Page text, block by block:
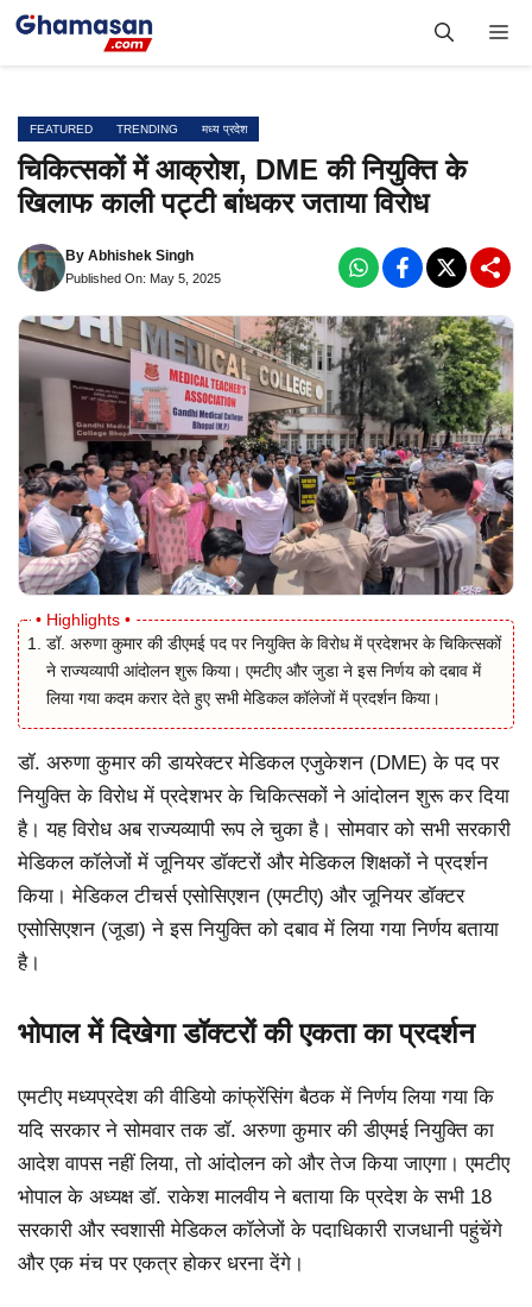
Skip
FEATURED TRENDING मध्य प्रदेश
चिकित्सकों में आक्रोश, DME की नियुक्ति के
खिलाफ काली पट्टी बांधकर जताया विरोध
By Abhishek Singh
Published On: May 5, 2025
डॉ. अरुणा कुमार की डीएमई पद पर नियुक्ति के विरोध में प्रदेशभर के चिकित्सकों
ने राज्यव्यापी आंदोलन शुरू किया। एमटीए और जुडा ने इस निर्णय को दबाव में
लिया गया कदम करार देते हुए सभी मेडिकल कॉलेजों में प्रदर्शन किया।
डॉ. अरुणा कुमार की डायरेक्टर मेडिकल एजुकेशन (DME) के पद पर
नियुक्ति के विरोध में प्रदेशभर के चिकित्सकों ने आंदोलन शुरू कर दिया
है। यह विरोध अब राज्यव्यापी रूप ले चुका है। सोमवार को सभी सरकारी
मेडिकल कॉलेजों में जूनियर डॉक्टरों और मेडिकल शिक्षकों ने प्रदर्शन
किया। मेडिकल टीचर्स एसोसिएशन (एमटीए) और जूनियर डॉक्टर
एसोसिएशन (जूडा) ने इस नियुक्ति को दबाव में लिया गया निर्णय बताया
है।
भोपाल में दिखेगा डॉक्टरों की एकता का प्रदर्शन
एमटीए मध्यप्रदेश की वीडियो कांफ्रेंसिंग बैठक में निर्णय लिया गया कि
यदि सरकार ने सोमवार तक डॉ. अरुणा कुमार की डीएमई नियुक्ति का
आदेश वापस नहीं लिया, तो आंदोलन को और तेज किया जाएगा। एमटीए
भोपाल के अध्यक्ष डॉ. राकेश मालवीय ने बताया कि प्रदेश के सभी 18
सरकारी और स्वशासी मेडिकल कॉलेजों के पदाधिकारी राजधानी पहुंचेंगे
और एक मंच पर एकत्र होकर धरना देंगे।